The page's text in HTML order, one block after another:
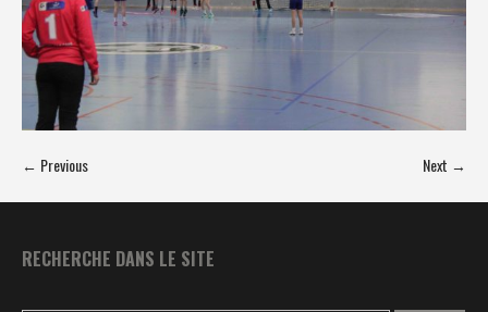
← Previous Next →
RECHERCHE DANS LE SITE